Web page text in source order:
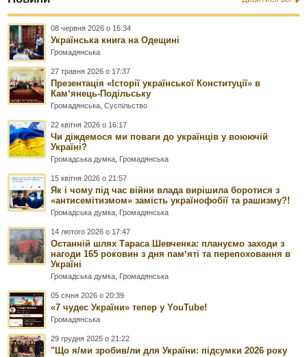
08 червня 2026 о 16:34
Українська книга на Одещині
Громадянська
27 травня 2026 о 17:37
Презентація «Історії української Конституції» в
Камʼянець-Подільську
Громадянська ,Суспільство
22 квітня 2026 о 16:17
Чи діждемося ми поваги до українців у воюючій
Україні?
Громадська думка Громадянська
15 квітня 2026 о 21:57
Як і чому під час війни влада вирішила боротися з
«антисемітизмом» замість українофобії та рашизму?!
Громадська думка Громадянська
14 лютого 2026 о 17:47
Останній шлях Тараса Шевченка: плануємо заходи з
нагоди 165 роковин з дня памʼяті та перепоховання в
Україні
Громадська думка Громадянська
05 січня 2026 о 20:39
«7 чудес України» тепер у YouTube!
Громадянська
29 грудня 2025 о 21:22
"Що я/ми зробив/ли для України: підсумки 2026 року